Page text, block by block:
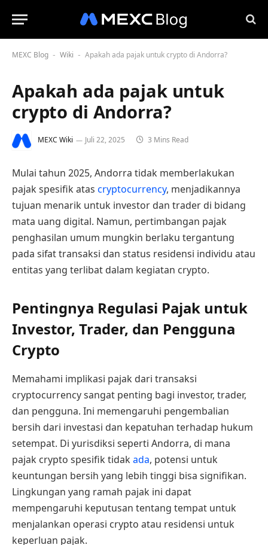
MEXC Blog - Wiki - Apakah ada pajak untuk crypto di Andorra?
Apakah ada pajak untuk
crypto di Andorra?
MEXC Wiki Juli 22, 2025 3 Mins Read
Mulai tahun 2025, Andorra tidak memberlakukan
pajak spesifik atas cryptocurrency, menjadikannya
tujuan menarik untuk investor dan trader di bidang
mata uang digital. Namun, pertimbangan pajak
penghasilan umum mungkin berlaku tergantung
pada sifat transaksi dan status residensi individu atau
entitas yang terlibat dalam kegiatan crypto.
Pentingnya Regulasi Pajak untuk
Investor, Trader, dan Pengguna
Crypto
Memahami implikasi pajak dari transaksi
cryptocurrency sangat penting bagi investor, trader,
dan pengguna. Ini memengaruhi pengembalian
bersih dari investasi dan kepatuhan terhadap hukum
setempat. Di yurisdiksi seperti Andorra, di mana
pajak crypto spesifik tidak ada, potensi untuk
keuntungan bersih yang lebih tinggi bisa signifikan.
Lingkungan yang ramah pajak ini dapat
mempengaruhi keputusan tentang tempat untuk
menjalankan operasi crypto atau residensi untuk
keperluan pajak.